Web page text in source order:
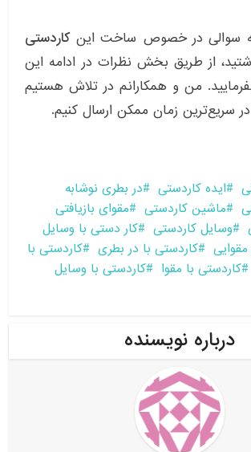
سوالی در خصوص ساخت این کاردستی
از طریق بخش نظرات در ادامه این
من و همکارانم در تلاش هستیم
سریع‌ترین زمان ممکن ارسال کنیم.
ایده کاردستی
در بطری نوشابه
ماشین کاردستی
مقوای بازیافتی
وسایل کاردستی
کار دستی با وسایل
کاردستی با در بطری
کاردستی با
کاردستی با مقوا
کاردستی با وسایل
درباره نویسنده